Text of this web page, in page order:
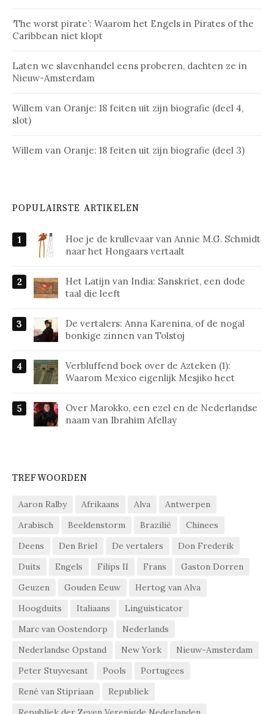
‘The worst pirate’: Waarom het Engels in Pirates of the
Caribbean niet klopt
Laten we slavenhandel eens proberen, dachten ze in
Nieuw-Amsterdam
Willem van Oranje: 18 feiten uit zijn biografie (deel 4,
slot)
Willem van Oranje: 18 feiten uit zijn biografie (deel 3)
POPULAIRSTE ARTIKELEN
Hoe je de krullevaar van Annie M.G. Schmidt
naar het Hongaars vertaalt
Het Latijn van India: Sanskriet, een dode
taal die leeft
De vertalers: Anna Karenina, of de nogal
bonkige zinnen van Tolstoj
Verbluffend boek over de Azteken (1):
Waarom Mexico eigenlijk Mesjiko heet
Over Marokko, een ezel en de Nederlandse
naam van Ibrahim Afellay
TREFWOORDEN
Aaron Ralby Afrikaans Alva
Antwerpen
Arabisch
Beeldenstorm Brazilië
Chinees
Deens
Den Briel De vertalers
Don Frederik
Duits
Engels Filips II Frans
Gaston Dorren
Geuzen
Gouden Eeuw
Hertog van Alva
Hoogduits
Italiaans
Linguisticator
Marc van Oostendorp
Nederlands
Nederlandse Opstand
New York
Nieuw-Amsterdam
Peter Stuyvesant
Pools
Portugees
René van Stipriaan
Republiek